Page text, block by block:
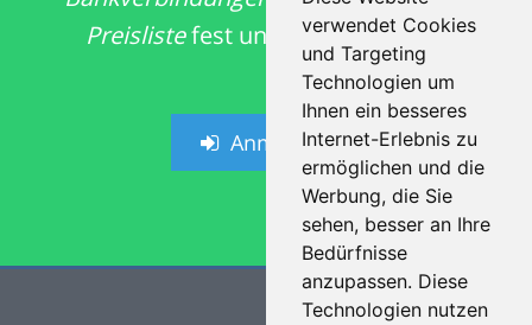
verwendet Cookies
und Targeting
Technologien um
Ihnen ein besseres
Internet-Erlebnis zu
ermöglichen und die
Werbung, die Sie
sehen, besser an Ihre
Bedürfnisse
anzupassen. Diese
Technologien nutzen
Preislistefest und Sie sind bereit!
Anmelden